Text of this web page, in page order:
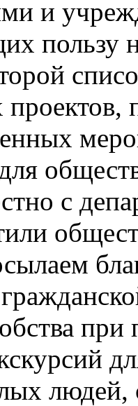
и
пользу
с
при
людей,